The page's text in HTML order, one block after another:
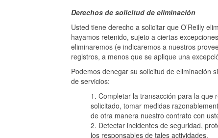
Derechos de solicitud de eliminación
Usted tiene derecho a solicitar que O’Reilly
hayamos retenido, sujeto a ciertas
eliminaremos (e indicaremos a nuestros
registros, a menos que se aplique una
Podemos denegar su solicitud de eliminación
de servicios:
1. Completar la transacción para la que
solicitado, tomar medidas
de otra manera nuestro contrato con
2. Detectar incidentes de seguridad,
los responsables de tales actividades.